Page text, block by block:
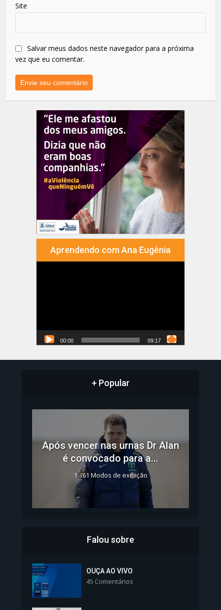
Site
Salvar meus dados neste navegador para a próxima
vez que eu comentar.
Aprendendo com Ana Eugênia
00:00 09:17
+ Popular
Após vencer nas urnas Dr Alan
é convocado para a...
1.361 Modos de exibição
Colégios da Polícia...
Falou sobre
OUÇA AO VIVO
45 Comentários